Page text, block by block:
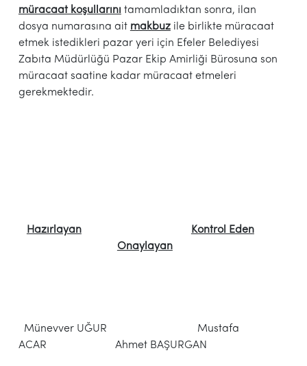
müracaat koşullarını tamamladıktan sonra, ilan
dosya numarasına ait makbuzile birlikte müracaat
etmek istedikleri pazar yeri için Efeler Belediyesi
Zabıta Müdürlüğü Pazar Ekip Amirliği Bürosuna son
müracaat saatine kadar müracaat etmeleri
gerekmektedir.
Hazırlayan
Kontrol Eden
Onaylayan
Münevver UĞUR Mustafa
ACAR Ahmet BAŞURGAN